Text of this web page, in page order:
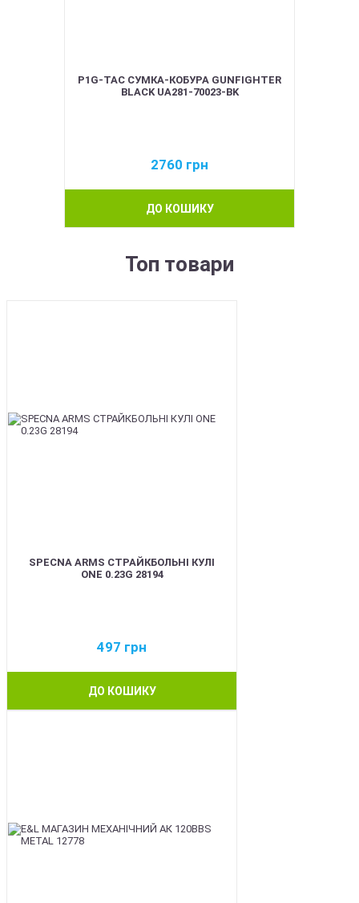
P1G-TAC СУМКА-КОБУРА GUNFIGHTER
BLACK UA281-70023-BK
2760 грн
ДО КОШИКУ
Топ товари
SPECNA ARMS СТРАЙКБОЛЬНІ КУЛІ
ONE 0.23G 28194
497 грн
ДО КОШИКУ